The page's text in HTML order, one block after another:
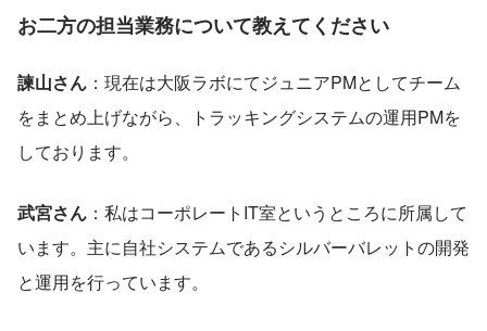
お二方の担当業務について教えてください
諫山さん ：現在は大阪ラボにてジュニアPMとしてチーム
をまとめ上げながら、トラッキングシステムの運用PMを
しております。
武宮さん ：私はコーポレートIT室というところに所属して
います。主に自社システムであるシルバーバレットの開発
と運用を行っています。